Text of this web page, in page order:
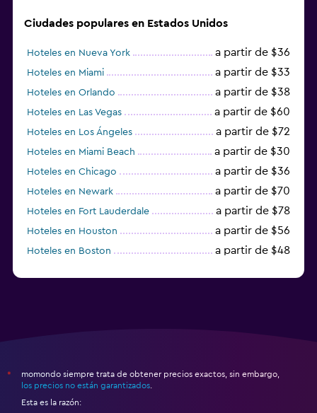
Ciudades populares en Estados Unidos
Hoteles en Nueva York a partir de $36
Hoteles en Miami a partir de $33
Hoteles en Orlando a partir de $38
Hoteles en Las Vegas a partir de $60
Hoteles en Los Ángeles a partir de $72
Hoteles en Miami Beach a partir de $30
Hoteles en Chicago a partir de $36
Hoteles en Newark a partir de $70
Hoteles en Fort Lauderdale a partir de $78
Hoteles en Houston a partir de $56
Hoteles en Boston a partir de $48
*
momondo siempre trata de obtener precios exactos, sin embargo,
los precios no están garantizados
Esta es la razón: